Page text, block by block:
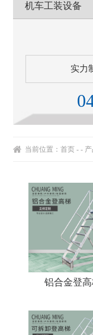
机车工装设备
实力
当前位置：首页 - -
铝合金登高